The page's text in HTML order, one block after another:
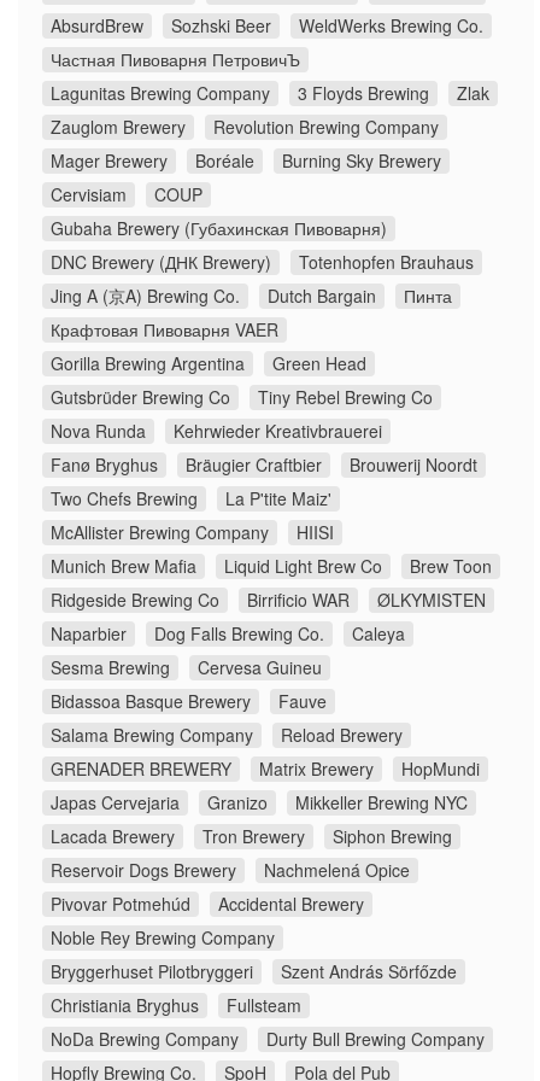
AbsurdBrew
Sozhski Beer
WeldWerks Brewing Co.
Частная Пивоварня ПетровичЪ
Lagunitas Brewing Company
3 Floyds Brewing
Zlak
Zauglom Brewery
Revolution Brewing Company
Mager Brewery
Boréale
Burning Sky Brewery
Cervisiam
COUP
Gubaha Brewery (Губахинская Пивоварня)
DNC Brewery (ДНК Brewery)
Totenhopfen Brauhaus
Jing A (京A) Brewing Co.
Dutch Bargain
Пинта
Крафтовая Пивоварня VAER
Gorilla Brewing Argentina
Green Head
Gutsbrüder Brewing Co
Tiny Rebel Brewing Co
Nova Runda
Kehrwieder Kreativbrauerei
Fanø Bryghus
Bräugier Craftbier
Brouwerij Noordt
Two Chefs Brewing
La P'tite Maiz'
McAllister Brewing Company
HIISI
Munich Brew Mafia
Liquid Light Brew Co
Brew Toon
Ridgeside Brewing Co
Birrificio WAR
ØLKYMISTEN
Naparbier
Dog Falls Brewing Co.
Caleya
Sesma Brewing
Cervesa Guineu
Bidassoa Basque Brewery
Fauve
Salama Brewing Company
Reload Brewery
GRENADER BREWERY
Matrix Brewery
HopMundi
Japas Cervejaria
Granizo
Mikkeller Brewing NYC
Lacada Brewery
Tron Brewery
Siphon Brewing
Reservoir Dogs Brewery
Nachmelená Opice
Pivovar Potmehúd
Accidental Brewery
Noble Rey Brewing Company
Bryggerhuset Pilotbryggeri
Szent András Sörfőzde
Christiania Bryghus
Fullsteam
NoDa Brewing Company
Durty Bull Brewing Company
Hopfly Brewing Co.
SpoH
Pola del Pub